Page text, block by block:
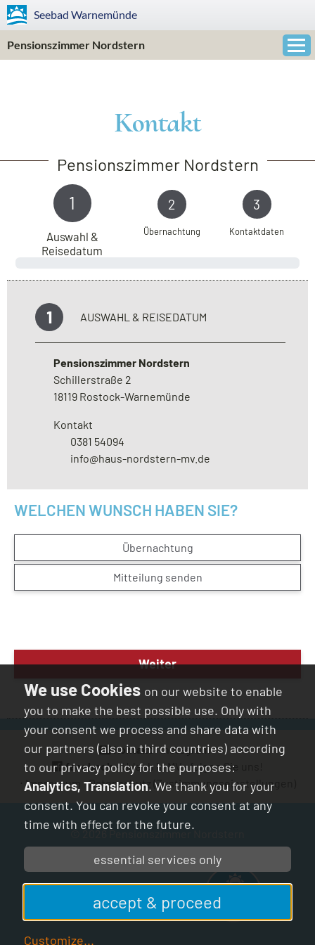
Seebad Warnemünde
Pensionszimmer Nordstern
Kontakt
Pensionszimmer Nordstern
1
Auswahl &
Reisedatum
2
Übernachtung
3
Kontaktdaten
1 AUSWAHL & REISEDATUM
Pensionszimmer Nordstern
Schillerstraße 2
18119 Rostock-Warnemünde
Kontakt
Telefonnummer
0381 54094
E-Mail-Adresse
info@haus-nordstern-mv.de
WELCHEN WUNSCH HABEN SIE?
Übernachtung
Mitteilung senden
Weiter
© 2026Pensionszimmer Nordstern
mvp.de- Urlaub in
Mecklenburg-Vorpommern
Kontakt⋅instagram ⋅
facebook- Urlaub in MV - folgen Sie uns!
Impressum ⋅Datenschutz (Zustimmungseinstellungen)
on our website to enable
you to make the best possible use. Only with
your consent we process and share data with
our partners (also in third countries) according
to our privacy policy for the purposes:
Analytics, Translation. We thank you for your
consent. You can revoke your consent at any
time with effect for the future.
Customize...
essential services only
accept & proceed